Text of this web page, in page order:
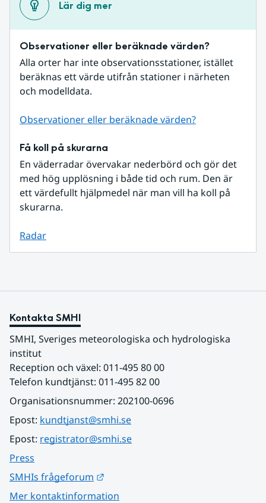
Lär dig mer
Observationer eller beräknade värden?
Alla orter har inte observationsstationer, istället
beräknas ett värde utifrån stationer i närheten
och modelldata.
Observationer eller beräknade värden?
Få koll på skurarna
En väderradar övervakar nederbörd och gör det
med hög upplösning i både tid och rum. Den är
ett värdefullt hjälpmedel när man vill ha koll på
skurarna.
Radar
Kontakta SMHI
SMHI, Sveriges meteorologiska och hydrologiska
institut
Reception och växel: 011-495 80 00
Telefon kundtjänst: 011-495 82 00
Organisationsnummer: 202100-0696
Epost: kundtjanst@smhi.se
Epost: registrator@smhi.se
Press
SMHIs frågeforum
Mer kontaktinformation